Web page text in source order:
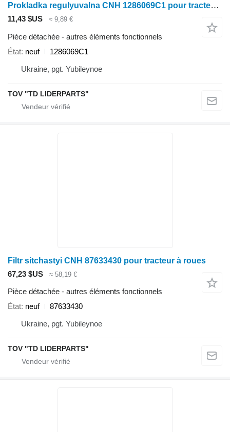
Prokladka regulyuvalna CNH 1286069C1 pour tracteur à roues
11,43 $US ≈ 9,89 €
Pièce détachée - autres éléments fonctionnels
État neuf
1286069C1
Ukraine, pgt. Yubileynoe
TOV "TD LIDERPARTS"
Filtr sitchastyi CNH 87633430 pour tracteur à roues
67,23 $US
≈ 58,19 €
Pièce détachée - autres éléments fonctionnels
État neuf
87633430
Ukraine, pgt. Yubileynoe
TOV "TD LIDERPARTS"